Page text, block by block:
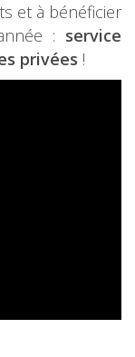
et à bénéficier
: service
privées !